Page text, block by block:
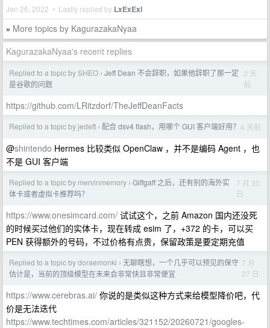
Jan 26, 2022 • Lastly replied by LxExExl
» More topics by KagurazakaNyaa
KagurazakaNyaa's recent replies
Replied to a topic by SHEO › Jeff Dean 不会辞职，如果他辞职了那一定
是谷歌的问题
3 天
前
https://github.com/LRitzdorf/TheJeffDeanFacts
Replied to a topic by jedeft › 配合 dsv4 flash，用哪个 GUI 客户端好用？ 4 天前
@shintendo Hermes 比较类似 OpenClaw ，并不是编码 Agent ，也
不是 GUI 客户端
Replied to a topic by mervinmemory › Giffgaff 之后，还有别的海外实
体卡或者虚拟卡推荐吗？
7 月 30
日
https://www.onesimcard.com/ 试试这个，之前 Amazon 国内还没死
的时候买过他们的实体卡，现在转成 esim 了，+372 的卡，可以买
PEN 获得额外的号码，不过价格有点贵，保留政策是要定期充值
Replied to a topic by doraemonki › 无聊瞎想，一个几乎可以预见的保守
估计是，当前的顶级模型在未来会非常快且非常便宜
7 月
27 日
https://www.cerebras.ai/ 你说的是类似这种方式来给模型降价吧，代
价是无法迭代
https://www.techtimes.com/articles/321152/20260721/googles-